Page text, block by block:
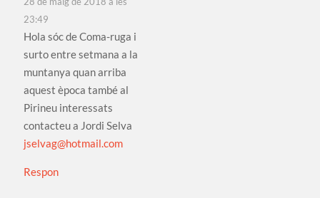
23:49
Hola sóc de Coma-ruga i
surto entre setmana a la
muntanya quan arriba
aquest època també al
Pirineu interessats
contacteu a Jordi Selva
jselvag@hotmail.com
Respon